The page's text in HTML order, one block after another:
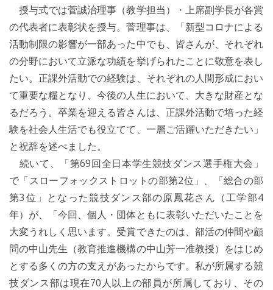
授与式では菅誠治理事（教学担当）・上席副学長が各賞
の代表者に表彰状を授与。菅理事は、「新型コロナによる
活動制限の影響が一部あった中でも、皆さんが、それぞれ
の分野において立派な功績を挙げられたことに敬意を表し
たい。正課外活動での経験は、それぞれの人間形成におい
て重要な糧となり、今後の人生において、大きな財産とな
るだろう。卒業を迎える皆さんは、正課外活動で培った経
験を社会人生活でも役立てて、一層ご活躍いただきたい」
と祝辞を述べました。
続いて、「第69回全日本学生競技ダンス選手権大会」
で「スローフォックストロットの部第2位」、「総合の部
第3位」となった競技ダンス部の原鳳花さん（工学部4
年）が、「今回、個人・団体ともに表彰いただいたことを
大変うれしく思います。受賞できたのは、部活の仲間や顧
問の中山先生（教育推進機構の中山芳一准教授）をはじめ
とする多くの方の支えがあったからです。私が所属する競
技ダンス部は現在70人以上の部員が所属しており、その